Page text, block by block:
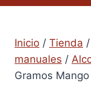
Inicio / Tienda /
manuales /
Gramos